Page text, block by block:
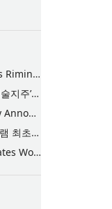
Khimji Ramdas Group Chooses Rimini Street to Reduce SAP Support Costs, Protect 700+ Customizations and Reinvest Savings in Innovation
한전, 에너지 신산업 이끌 ‘한전기술지주’ 공식 출범
Purina Named as First Publicly Announced NIQ ConnectAI Charter Client
닐슨IQ, Connect AI 차터 프로그램 최초 고객사 ‘퓨리나’ 선정
Power Integrations Demonstrates World’s First 2200 V GaN Technology for Next-Era High-Voltage Power Systems